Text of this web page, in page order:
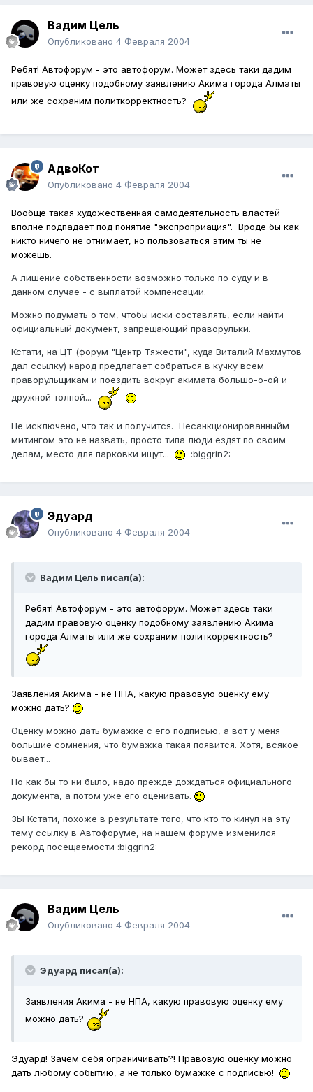
Вадим Цель
Опубликовано 4 Февраля 2004
Ребят! Автофорум - это автофорум. Может здесь таки дадим
правовую оценку подобному заявлению Акима города Алматы
или же сохраним политкорректность?
АдвоКот
Опубликовано 4 Февраля 2004
Вообще такая художественная самодеятельность властей
вполне подпадает под понятие "экспроприация". Вроде бы как
никто ничего не отнимает, но пользоваться этим ты не
можешь.
А лишение собственности возможно только по суду и в
данном случае - с выплатой компенсации.
Можно подумать о том, чтобы иски составлять, если найти
официальный документ, запрещающий праворульки.
Кстати, на ЦТ (форум "Центр Тяжести", куда Виталий Махмутов
дал ссылку) народ предлагает собраться в кучку всем
праворульщикам и поездить вокруг акимата большо-о-ой и
дружной толпой...
Не исключено, что так и получится. Несанкционированныйм
митингом это не назвать, просто типа люди ездят по своим
делам, место для парковки ищут...
:biggrin2:
Эдуард
Опубликовано 4 Февраля 2004
Вадим Цель писал(а):
Ребят! Автофорум - это автофорум. Может здесь таки
дадим правовую оценку подобному заявлению Акима
города Алматы или же сохраним политкорректность?
Заявления Акима - не НПА, какую правовую оценку ему
можно дать?
Оценку можно дать бумажке с его подписью, а вот у меня
большие сомнения, что бумажка такая появится. Хотя, всякое
бывает...
Но как бы то ни было, надо прежде дождаться официального
документа, а потом уже его оценивать.
ЗЫ Кстати, похоже в результате того, что кто то кинул на эту
тему ссылку в Автофоруме, на нашем форуме изменился
рекорд посещаемости :biggrin2:
Вадим Цель
Опубликовано 4 Февраля 2004
Эдуард писал(а):
Заявления Акима - не НПА, какую правовую оценку ему
можно дать?
Эдуард! Зачем себя ограничивать?! Правовую оценку можно
дать любому событию, а не только бумажке с подписью!